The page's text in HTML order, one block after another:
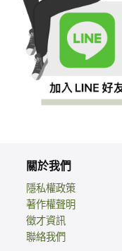
關於我們
隱私權政策
著作權聲明
徵才資訊
聯絡我們